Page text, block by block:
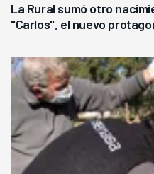
La Rural sumó otro
"Carlos", el nuevo